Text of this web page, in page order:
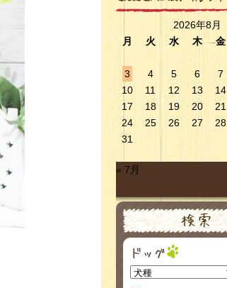
2026年8月
月
火 水 木 金
3
4 5 6 7
10
11 12 13 14
17
18 19 20 21
24
25 26 27 28
31
« 7月